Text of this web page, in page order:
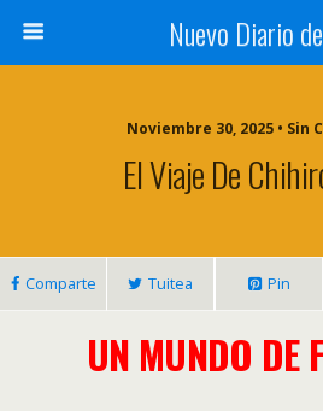
Nuevo Diario
Noviembre 30, 2025 • Sin
El Viaje De
Comparte Tuitea Pin
UN MUNDO DE